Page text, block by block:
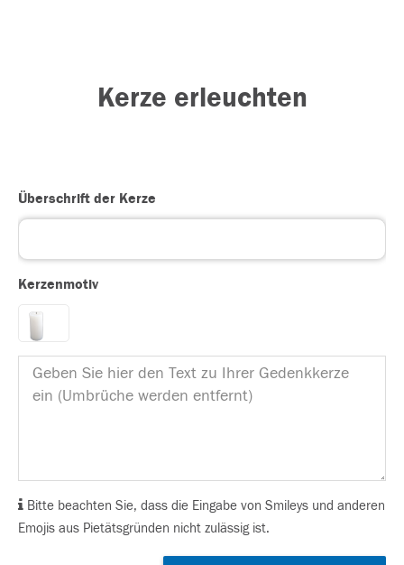
Kerze erleuchten
Überschrift der Kerze
Kerzenmotiv
Bitte beachten Sie, dass die Eingabe von Smileys und anderen
Emojis aus Pietätsgründen nicht zulässig ist.